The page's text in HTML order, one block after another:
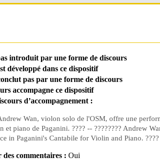
introduit par une forme de discours
développé dans ce dispositif
pas par une forme de discours
accompagne ce dispositif
d’accompagnement :
Wan, violon solo de l'OSM, offre une
et piano de Paganini. ???? -- ???????? Andrew
in Paganini's Cantabile for Violin and Piano.
des commentaires : Oui